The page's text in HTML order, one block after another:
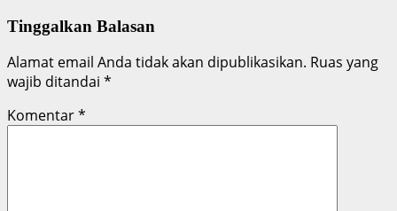
Tinggalkan Balasan
Alamat email Anda tidak akan dipublikasikan. Ruas yang
wajib ditandai *
Komentar*